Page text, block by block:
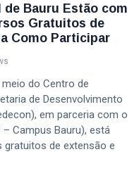
Bauru Estão com
Gratuitos de
Como Participar
do Centro de
de Desenvolvimento
em parceria com o
Campus Bauru), está
de extensão e